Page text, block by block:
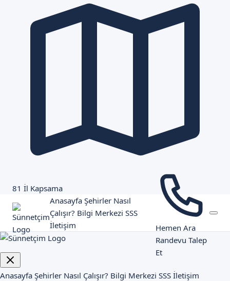
81 İl Kapsama
Anasayfa Şehirler Nasıl
Çalışır? Bilgi Merkezi SSS
İletişim
Hemen Ara
Randevu Talep
Et
Anasayfa Şehirler Nasıl Çalışır? Bilgi Merkezi SSS İletişim